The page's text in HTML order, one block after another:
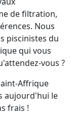
de filtration,
Nous
piscinistes du
qui vous
vous ?
Affrique
aujourd'hui le
frais !